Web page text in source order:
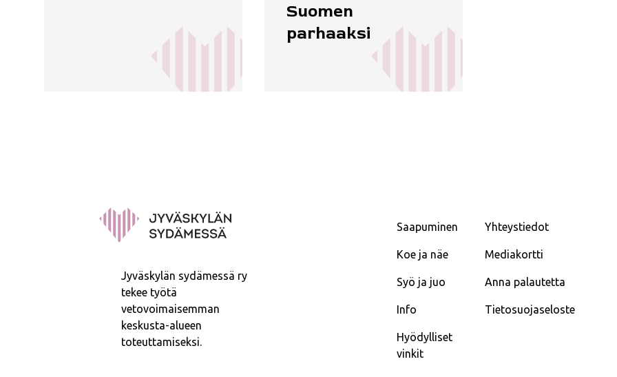
Suomen
parhaaksi
Jyväskylän sydämessä ry
tekee työtä
vetovoimaisemman
keskusta-alueen
toteuttamiseksi.
Saapuminen
Koe ja näe
Syö ja juo
Info
Hyödylliset
vinkit
Yhteystiedot
Mediakortti
Anna palautetta
Tietosuojaseloste